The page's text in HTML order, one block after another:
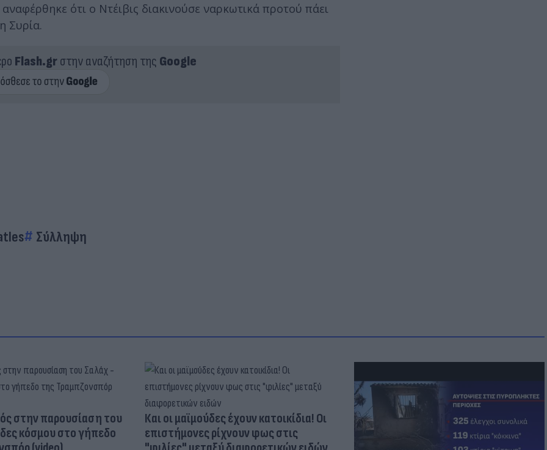
ότι ο Ντέιβις διακινούσε ναρκωτικά προτού πάει
Συρία.
Flash.grστην αναζήτηση της Google
Σύλληψη
στην παρουσίαση του
κόσμου στο γήπεδο
Και οι μαϊμούδες έχουν κατοικίδια! Οι
επιστήμονες ρίχνουν φως στις